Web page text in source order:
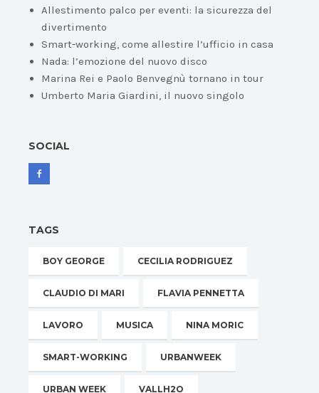
Allestimento palco per eventi: la sicurezza del
divertimento
Smart-working, come allestire l’ufficio in casa
Nada: l’emozione del nuovo disco
Marina Rei e Paolo Benvegnù tornano in tour
Umberto Maria Giardini, il nuovo singolo
SOCIAL
TAGS
BOY GEORGE CECILIA RODRIGUEZ
CLAUDIO DI MARI FLAVIA PENNETTA
LAVORO MUSICA NINA MORIC
SMART-WORKING URBANWEEK
URBAN WEEK VALLH2O